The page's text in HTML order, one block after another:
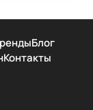
Блог
Контакты